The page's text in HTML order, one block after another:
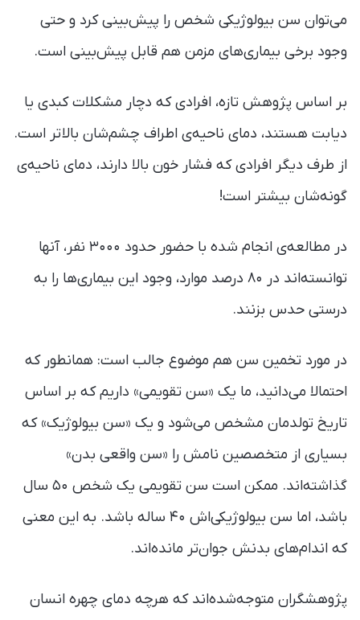
می‌توان سن بیولوژیکی شخص را پیش‌بینی کرد و حتی
وجود برخی بیماری‌های مزمن هم قابل پیش‌بینی است.
بر اساس پژوهش تازه، افرادی که دچار مشکلات کبدی یا
دیابت هستند، دمای ناحیه‌ی اطراف چشم‌شان بالاتر است.
از طرف دیگر افرادی که فشار خون بالا دارند، دمای ناحیه‌ی
گونه‌شان بیشتر است!
در مطالعه‌ی انجام شده با حضور حدود ۳۰۰۰ نفر، آنها
توانسته‌اند در ۸۰ درصد موارد، وجود این بیماری‌ها را به
درستی حدس بزنند.
در مورد تخمین سن هم موضوع جالب است: همانطور که
احتمالا می‌دانید، ما یک «سن تقویمی» داریم که بر اساس
تاریخ تولد‌مان مشخص می‌شود و یک «سن بیولوژیک» که
بسیاری از متخصصین نامش را «سن واقعی بدن»
گذاشته‌اند. ممکن است سن تقویمی یک شخص ۵۰ سال
باشد، اما سن بیولوژیکی‌اش ۴۰ ساله باشد. به این معنی
که اندام‌های بدنش جوان‌تر مانده‌اند.
پژوهشگران متوجه‌شده‌اند که هرچه دمای چهره انسان